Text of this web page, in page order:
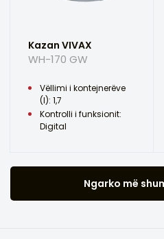
Kazan VIVAX
WH-170 GW
Vëllimi i kontejnerëve
(l): 1,7
Kontrolli i funksionit:
Digital
Ngarko më